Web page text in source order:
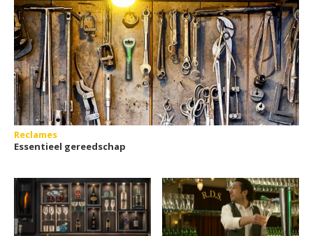
Reclames
Essentieel gereedschap